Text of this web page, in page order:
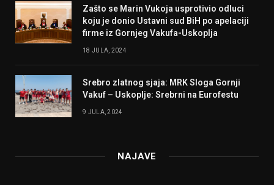
Zašto se Marin Vukoja usprotivio odluci
koju je donio Ustavni sud BiH po apelaciji
firme iz Gornjeg Vakufa-Uskoplja
18 JULA, 2024
Srebro zlatnog sjaja: MRK Sloga Gornji
Vakuf – Uskoplje: Srebrni na Eurofestu
9 JULA, 2024
NAJAVE